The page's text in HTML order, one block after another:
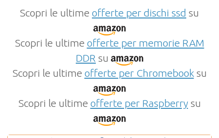
Scopri le ultime offerte per dischi ssd su
Scopri le ultime offerte per memorie RAM
DDR su
Scopri le ultime offerte per Chromebooksu
Scopri le ultime offerte per Raspberrysu